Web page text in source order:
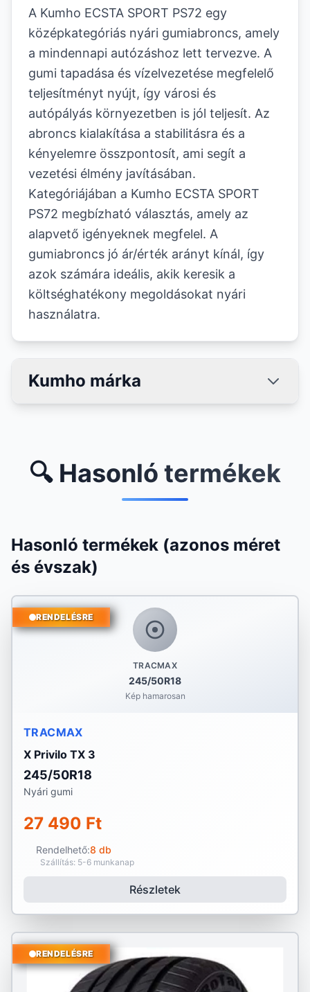
A Kumho ECSTA SPORT PS72 egy
középkategóriás nyári gumiabroncs, amely
a mindennapi autózáshoz lett tervezve. A
gumi tapadása és vízelvezetése megfelelő
teljesítményt nyújt, így városi és
autópályás környezetben is jól teljesít. Az
abroncs kialakítása a stabilitásra és a
kényelemre összpontosít, ami segít a
vezetési élmény javításában.
Kategóriájában a Kumho ECSTA SPORT
PS72 megbízható választás, amely az
alapvető igényeknek megfelel. A
gumiabroncs jó ár/érték arányt kínál, így
azok számára ideális, akik keresik a
költséghatékony megoldásokat nyári
használatra.
Kumho márka
🔍 Hasonló termékek
Hasonló termékek (azonos méret
és évszak)
TRACMAX
245/50R18
Kép hamarosan
RENDELÉSRE
TRACMAX
X Privilo TX 3
245/50R18
Nyári gumi
27 490 Ft
Rendelhető:8 db
Szállítás: 5-6 munkanap
Részletek
RENDELÉSRE